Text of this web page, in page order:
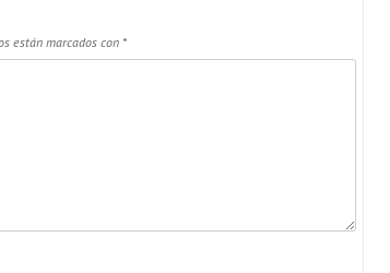
están marcados con *